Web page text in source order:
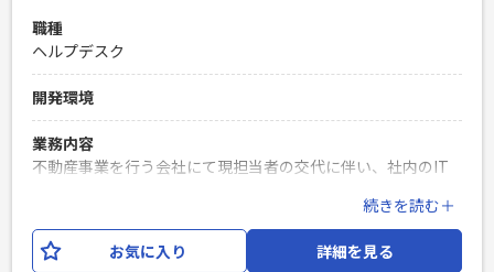
前向きに取り組める方
Laravelを用いた開発経験1年以上
職種
ヘルプデスク
開発環境
業務内容
不動産事業を行う会社にて現担当者の交代に伴い、社内のIT
月頃を中心に1〜2ヶ月間の引き継ぎ期間を経て、その後基本
的には1名体制で社内ユーザーの課題解決にあたっていただき
ます。 ∟技術的な難易度が高い案件はエスカレーションして
続きを読む＋
お気に入り 詳細を見る